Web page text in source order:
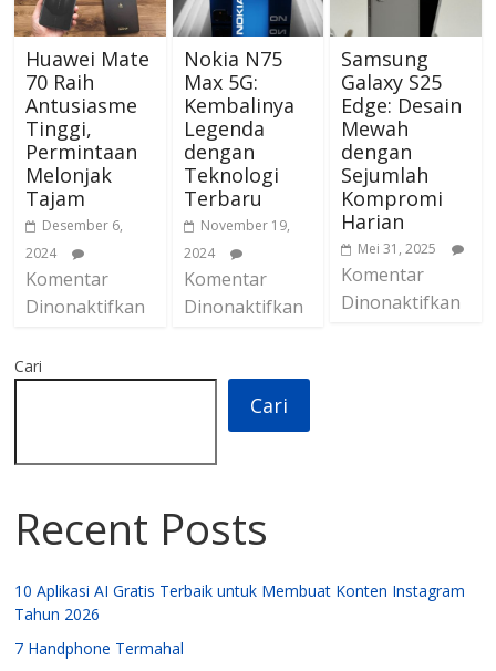
Huawei Mate
70 Raih
Antusiasme
Tinggi,
Permintaan
Melonjak
Tajam
Desember 6,
2024
Komentar
Dinonaktifkan
Nokia N75
Max 5G:
Kembalinya
Legenda
dengan
Teknologi
Terbaru
November 19,
2024
Komentar
Dinonaktifkan
Samsung
Galaxy S25
Edge: Desain
Mewah
dengan
Sejumlah
Kompromi
Harian
Mei 31, 2025
Komentar
Dinonaktifkan
Cari
Cari
Recent Posts
10 Aplikasi AI Gratis Terbaik untuk Membuat Konten Instagram
Tahun 2026
7 Handphone Termahal